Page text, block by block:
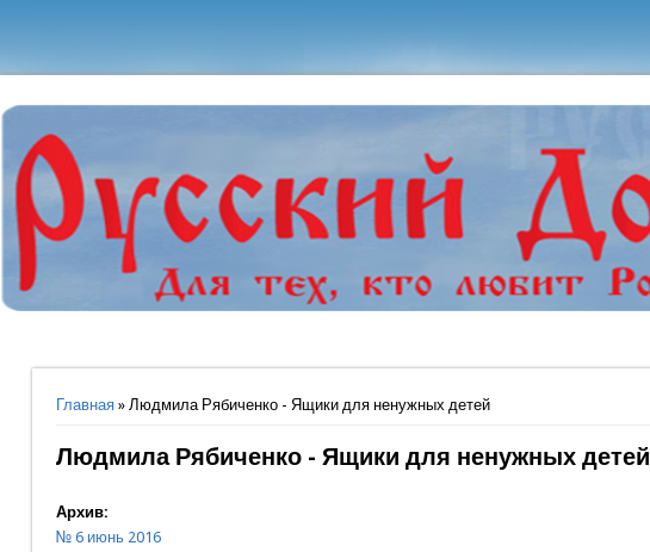
Вы здесь
Главная » Людмила Рябиченко - Ящики для ненужных детей
Людмила Рябиченко - Ящики для ненужных детей
Архив:
№ 6 июнь 2016